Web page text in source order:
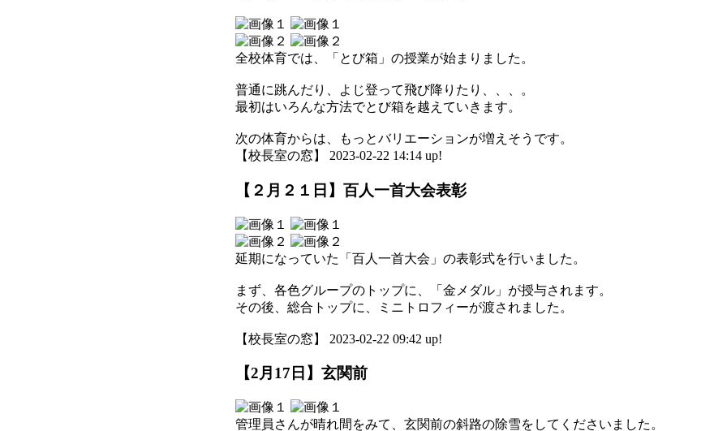
全校体育では、「とび箱」の授業が始まりました。
普通に跳んだり、よじ登って飛び降りたり、、、。
最初はいろんな方法でとび箱を越えていきます。
次の体育からは、もっとバリエーションが増えそうです。
【校長室の窓】 2023-02-22 14:14 up!
【２月２１日】百人一首大会表彰
延期になっていた「百人一首大会」の表彰式を行いました。
まず、各色グループのトップに、「金メダル」が授与されます。
その後、総合トップに、ミニトロフィーが渡されました。
【校長室の窓】 2023-02-22 09:42 up!
【2月17日】玄関前
管理員さんが晴れ間をみて、玄関前の斜路の除雪をしてくださいました。